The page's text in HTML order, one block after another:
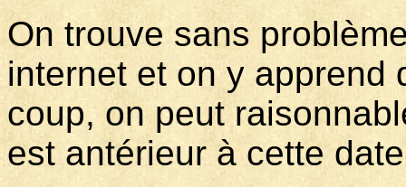
On trouve sans
internet et on y apprend
coup, on peut
est antérieur à cette